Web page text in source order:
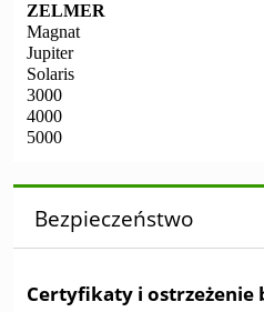
ZELMER
Magnat
Jupiter
Solaris
3000
4000
5000
Bezpieczeństwo
Certyfikaty i ostrzeżenie